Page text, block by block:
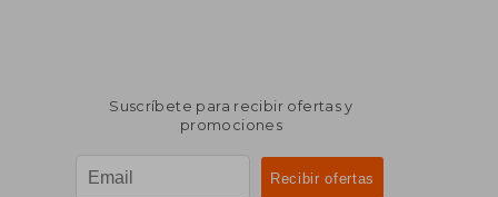
Suscríbete para recibir ofertas y
promociones